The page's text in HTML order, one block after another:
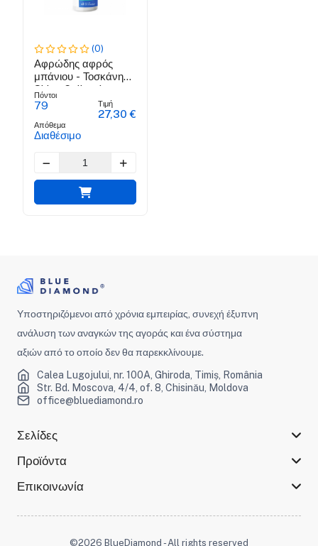
(0)
Αφρώδης αφρός
μπάνιου - Τοσκάνη
Shine Collection
Πόντοι
79
Απόθεμα
Διαθέσιμο
Τιμή
27,30 €
Υποστηριζόμενοι από χρόνια εμπειρίας, συνεχή έξυπνη
ανάλυση των αναγκών της αγοράς και ένα σύστημα
αξιών από το οποίο δεν θα παρεκκλίνουμε.
Calea Lugojului, nr. 100A, Ghiroda, Timiș, România
Str. Bd. Moscova, 4/4, of. 8, Chisinău, Moldova
office@bluediamond.ro
Σελίδες
Προϊόντα
Επικοινωνία
©2026 BlueDiamond - All rights reserved